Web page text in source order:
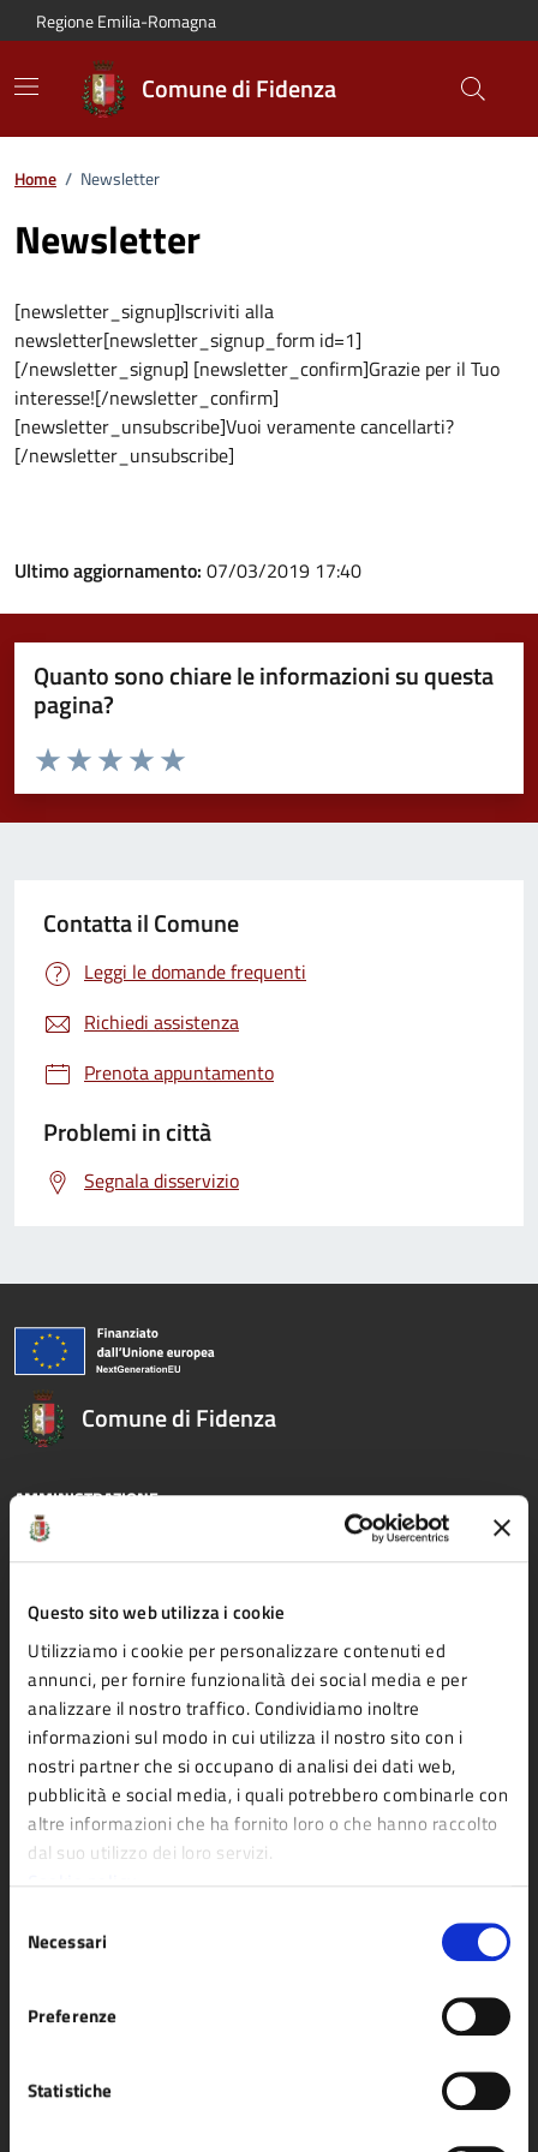
Questo sito web utilizza i cookie
Utilizziamo i cookie per personalizzare contenuti ed
annunci, per fornire funzionalità dei social media e per
analizzare il nostro traffico. Condividiamo inoltre
informazioni sul modo in cui utilizza il nostro sito con i
nostri partner che si occupano di analisi dei dati web,
pubblicità e social media, i quali potrebbero combinarle con
altre informazioni che ha fornito loro o che hanno raccolto
dal suo utilizzo dei loro servizi.
delNecessari
Preferenze
Statistiche
Vai al contenuto principale
Vai alla navigazione del sito
Vai al piede di pagina
Regione Emilia-Romagna
Comune di Fidenza
Home / Newsletter
Newsletter
[newsletter_signup]Iscriviti alla
newsletter[newsletter_signup_form id=1]
[/newsletter_signup] [newsletter_confirm]Grazie per il Tuo
interesse![/newsletter_confirm]
[newsletter_unsubscribe]Vuoi veramente cancellarti?
[/newsletter_unsubscribe]
Ultimo aggiornamento: 07/03/2019 17:40
Quanto sono chiare le informazioni su questa
pagina?
Valuta da 1 a 5 stelle la pagina
Valuta 5 stelle su 5
Valuta 4 stelle su 5
Valuta 3 stelle su 5
Valuta 2 stelle su 5
Valuta 1 stelle su 5
Contatta il Comune
Leggi le domande frequenti
Richiedi assistenza
Prenota appuntamento
Problemi in città
Segnala disservizio
Comune di Fidenza
AMMINISTRAZIONE
Organi di governo
Uffici
Enti e fondazioni
Politici
Personale amministrativo
Documenti e dati
CATEGORIE DI SERVIZIO
Ambiente
Appalti pubblici
Catasto e urbanistica